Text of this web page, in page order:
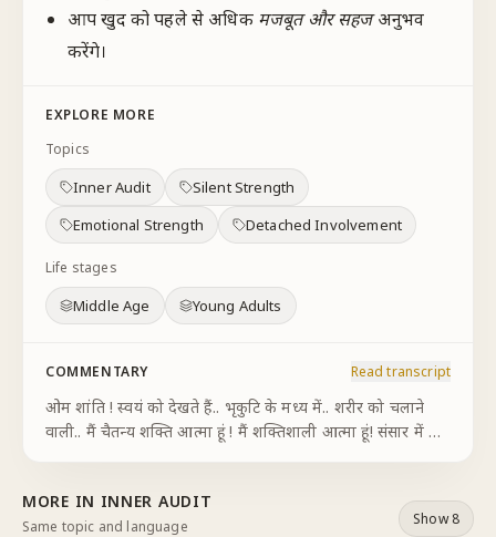
आप खुद को पहले से अधिक मजबूत और सहजअनुभव
करेंगे।
EXPLORE MORE
Topics
Inner Audit
Silent Strength
Emotional Strength
Detached Involvement
Life stages
Middle Age Young Adults
COMMENTARY Read transcript
ओम शांति ! स्वयं को देखते हैं.. भृकुटि के मध्य में.. शरीर को चलाने
वाली.. मैं चैतन्य शक्ति आत्मा हूं ! मैं शक्तिशाली आत्मा हूं! संसार में कई
MORE IN INNER AUDIT
Same topic and language Show 8